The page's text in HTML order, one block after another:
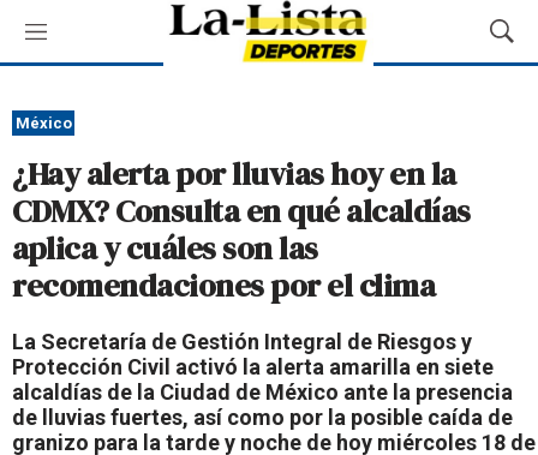
M
e
ú
M
o
a
México
¿Hay alerta por lluvias hoy en la
CDMX? Consulta en qué alcaldías
aplica y cuáles son las
recomendaciones por el clima
La Secretaría de Gestión Integral de Riesgos y
Protección Civil activó la alerta amarilla en siete
alcaldías de la Ciudad de México ante la presencia
de lluvias fuertes, así como por la posible caída de
granizo para la tarde y noche de hoy miércoles 18 de